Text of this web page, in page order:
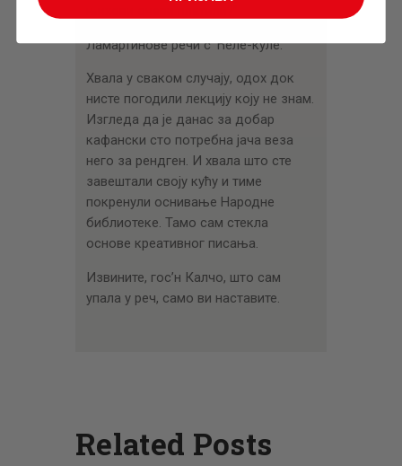
Ламартинове речи с Ћеле-куле.
Хвала у сваком случају, одох док
нисте погодили лекцију коју не знам.
Изгледа да је данас за добар
кафански сто потребна јача веза
него за рендген. И хвала што сте
завештали своју кућу и тиме
покренули оснивање Народне
библиотеке. Тамо сам стекла
основе креативног писања.
Извините, гос’н Калчо, што сам
упала у реч, само ви наставите.
Related Posts